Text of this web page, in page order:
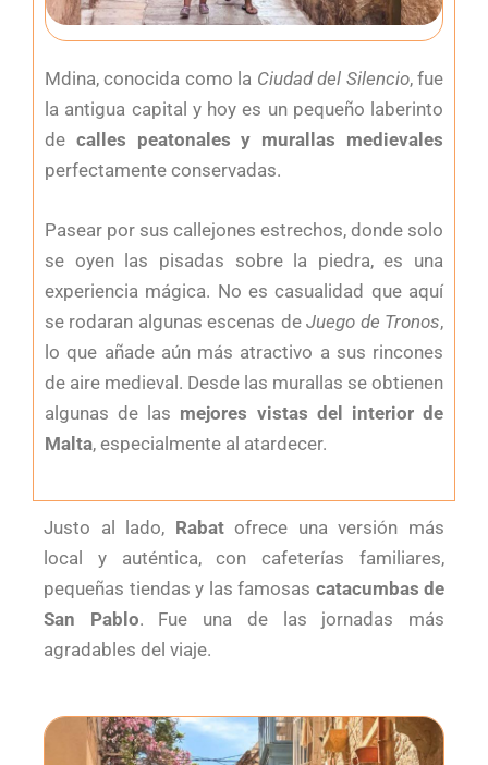
Mdina, conocida como la Ciudad del Silencio, fue
la antigua capital y hoy es un pequeño laberinto
de calles peatonales y murallas medievales
perfectamente conservadas.
Pasear por sus callejones estrechos, donde solo
se oyen las pisadas sobre la piedra, es una
experiencia mágica. No es casualidad que aquí
se rodaran algunas escenas deJuego de Tronos,
lo que añade aún más atractivo a sus rincones
de aire medieval. Desde las murallas se obtienen
algunas de las mejores vistas del interior de
Malta, especialmente al atardecer.
Justo al lado, Rabatofrece una versión más
local y auténtica, con cafeterías familiares,
pequeñas tiendas y las famosas catacumbas de
San Pablo. Fue una de las jornadas más
agradables del viaje.